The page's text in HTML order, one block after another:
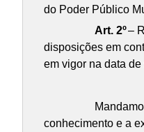
do Poder Público
Art. 2º–
disposições em
em vigor na data
conhecimento e a